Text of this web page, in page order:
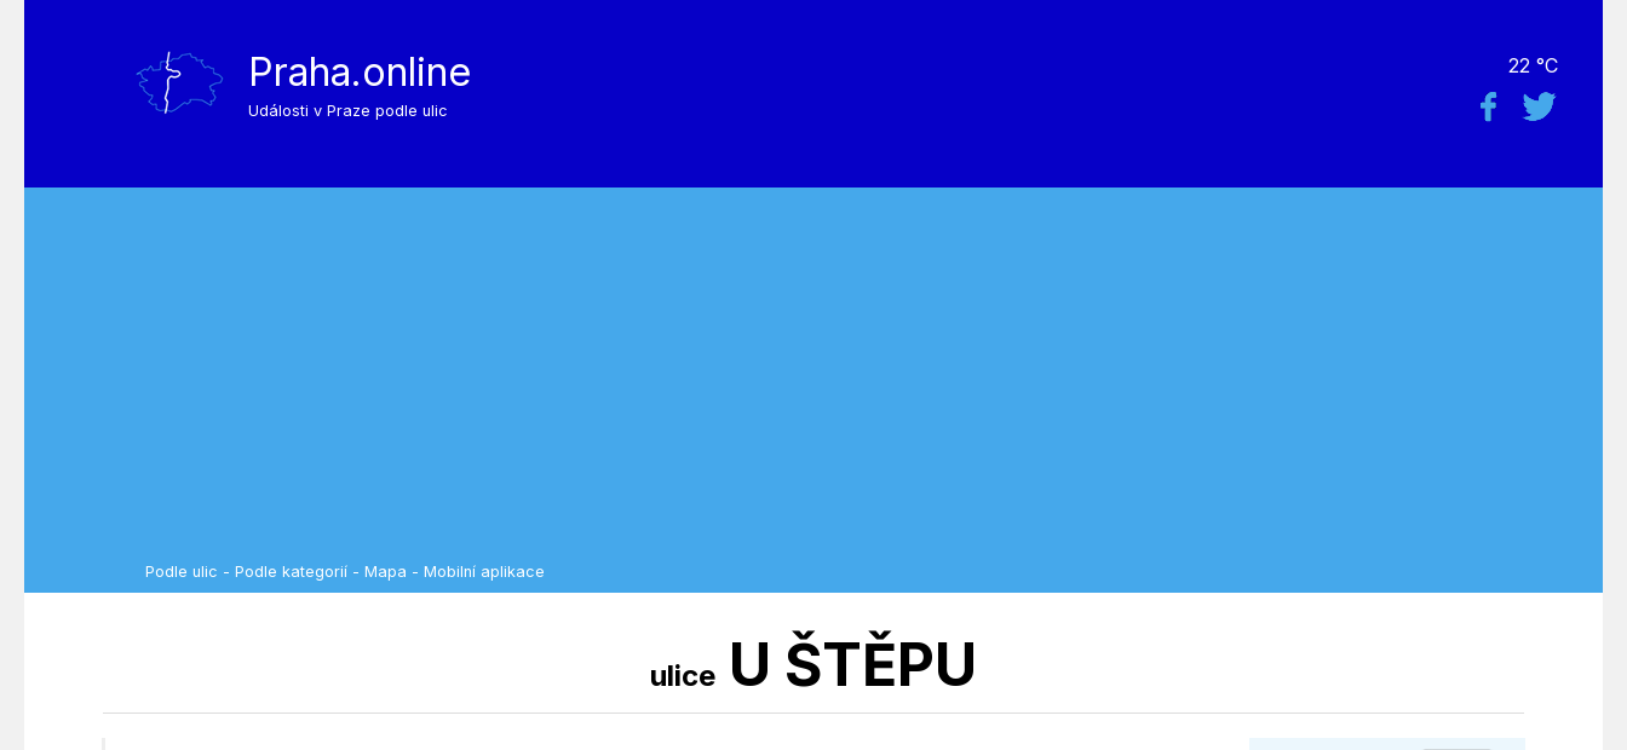
Praha.online
Události v Praze podle ulic
22 °C
Podle ulic - Podle kategorií - Mapa - Mobilní aplikace
ulice U ŠTĚPU